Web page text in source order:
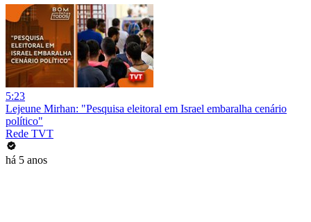
5:23
Lejeune Mirhan: "Pesquisa eleitoral em Israel embaralha cenário
político"
Rede TVT
há 5 anos